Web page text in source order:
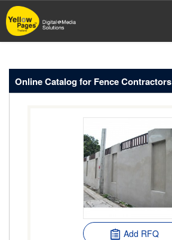
Skip
to
main
Online Catalog for Fence Contractors
Add RFQ